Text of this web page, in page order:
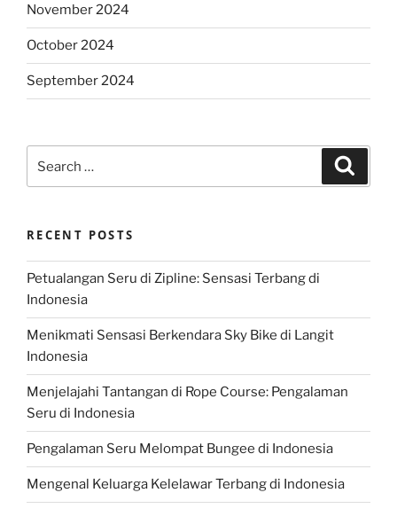
November 2024
October 2024
September 2024
for:
RECENT POSTS
Petualangan Seru di Zipline: Sensasi Terbang di
Indonesia
Menikmati Sensasi Berkendara Sky Bike di Langit
Indonesia
Menjelajahi Tantangan di Rope Course: Pengalaman
Seru di Indonesia
Pengalaman Seru Melompat Bungee di Indonesia
Mengenal Keluarga Kelelawar Terbang di Indonesia